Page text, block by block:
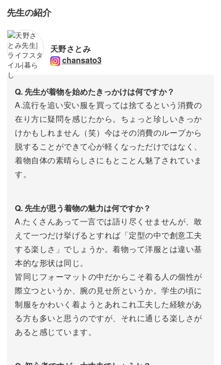
先生の紹介
天野さとみ
chansato3
Q. 先生が着物を始めたきっかけは何ですか？
A.流行を追い安い服を買っては捨てるという消費の
在り方に疑問を感じたから。ちょっと珍しいきっか
けかもしれません（笑）今はその消費のループから
脱することができて心が軽くなっただけではなく、
着物自体の素晴らしさにもとことん魅了されていま
す。
Q. 先生が思う着物の魅力は何ですか？
A.たくさんあって一言では語り尽くせませんが、敢
えて一つだけ挙げるとすれば「定型の中で創意工夫
する楽しさ」でしょうか。着物って洋服とは違い基
本的な形状は同じ。
皆同じフォーマットの中だからこそ着る人の個性が
際立つというか、腕の見せ所というか。学生の頃に
制服をかわいく着ようとあれこれ工夫した経験があ
る方も多いと思うのですが、それに通じる楽しさが
あると感じています。